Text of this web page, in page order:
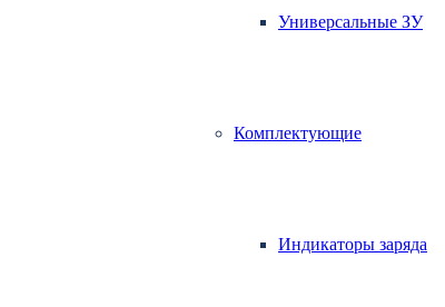
Универсальные ЗУ
Комплектующие
Индикаторы заряда